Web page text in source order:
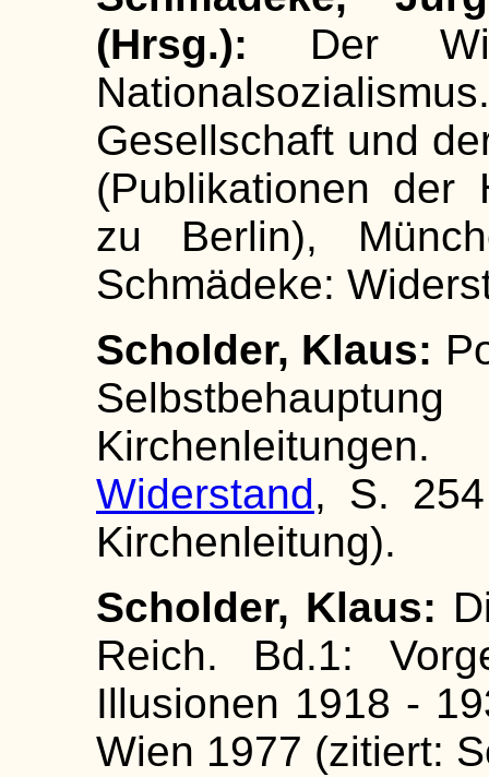
(Hrsg.): Der
Gesellschaft und
(Publikationen der
zu Berlin),
Schmädeke:
Scholder, Klaus:
Widerstand, S.
Kirchenleitung).
Scholder, Klaus:
Reich. Bd.1:
Illusionen 1918 -
Wien 1977 (zitiert: